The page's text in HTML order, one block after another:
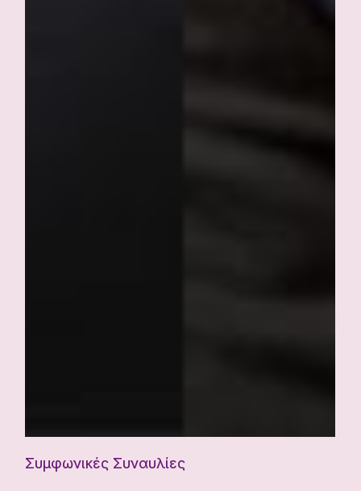
Συμφωνικές Συναυλίες